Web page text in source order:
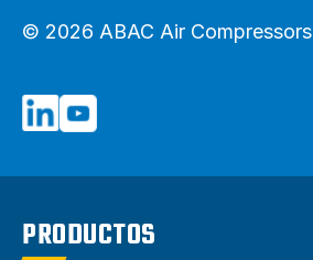
© 2026 ABAC Air Compressors
PRODUCTOS